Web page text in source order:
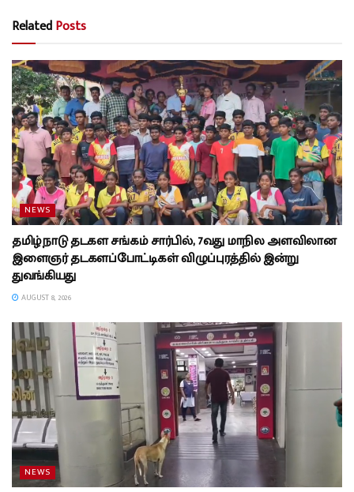
RelatedPosts
NEWS
தமிழ்நாடு தடகள சங்கம் சார்பில், 7வது மாநில அளவிலான
இளைஞர் தடகளப்போட்டிகள் விழுப்புரத்தில் இன்று
துவங்கியது
AUGUST 8, 2026
NEWS